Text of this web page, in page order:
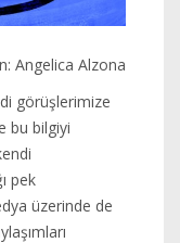
Angelica Alzona
görüşlerimize
bu bilgiyi
pek
üzerinde de